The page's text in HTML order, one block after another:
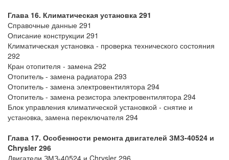
Глава 16. Климатическая установка 291
Справочные данные 291
Описание конструкции 291
Климатическая установка - проверка технического состояния
292
Кран отопителя - замена 292
Отопитель - замена радиатора 293
Отопитель - замена электровентилятора 294
Отопитель - замена резистора электровентилятора 294
Блок управления климатической установкой - снятие и
установка, замена переключателя 294
Глава 17. Особенности ремонта двигателей ЗМЗ-40524 и
Chrysler 296
Двигатели ЗМЗ-40524 и Chrysler 296